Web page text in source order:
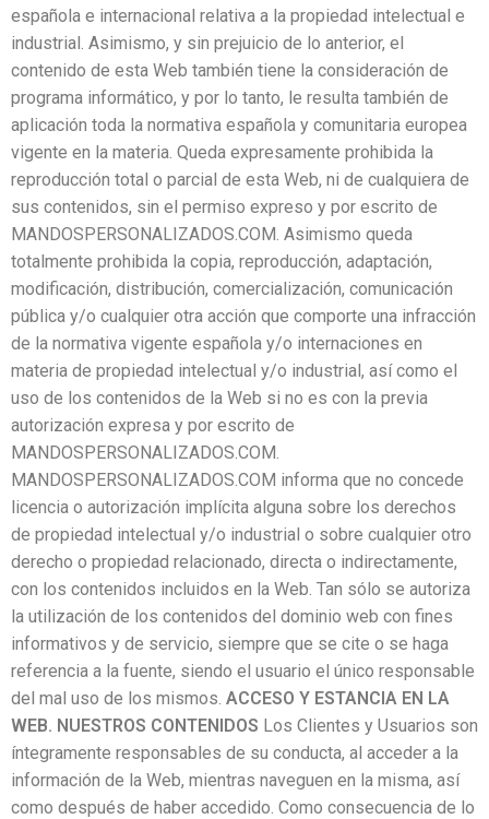
española e internacional relativa a la propiedad intelectual e
industrial. Asimismo, y sin prejuicio de lo anterior, el
contenido de esta Web también tiene la consideración de
programa informático, y por lo tanto, le resulta también de
aplicación toda la normativa española y comunitaria europea
vigente en la materia. Queda expresamente prohibida la
reproducción total o parcial de esta Web, ni de cualquiera de
sus contenidos, sin el permiso expreso y por escrito de
MANDOSPERSONALIZADOS.COM. Asimismo queda
totalmente prohibida la copia, reproducción, adaptación,
modificación, distribución, comercialización, comunicación
pública y/o cualquier otra acción que comporte una infracción
de la normativa vigente española y/o internaciones en
materia de propiedad intelectual y/o industrial, así como el
uso de los contenidos de la Web si no es con la previa
autorización expresa y por escrito de
MANDOSPERSONALIZADOS.COM.
MANDOSPERSONALIZADOS.COM informa que no concede
licencia o autorización implícita alguna sobre los derechos
de propiedad intelectual y/o industrial o sobre cualquier otro
derecho o propiedad relacionado, directa o indirectamente,
con los contenidos incluidos en la Web. Tan sólo se autoriza
la utilización de los contenidos del dominio web con fines
informativos y de servicio, siempre que se cite o se haga
referencia a la fuente, siendo el usuario el único responsable
del mal uso de los mismos. ACCESO Y ESTANCIA EN LA
WEB. NUESTROS CONTENIDOS Los Clientes y Usuarios son
íntegramente responsables de su conducta, al acceder a la
información de la Web, mientras naveguen en la misma, así
como después de haber accedido. Como consecuencia de lo